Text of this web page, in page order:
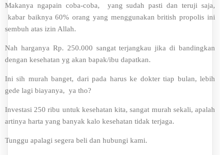
Makanya ngapain coba-coba, yang sudah pasti dan teruji saja,
kabar baiknya 60% orang yang menggunakan british propolis ini
sembuh atas izin Allah.
Nah harganya Rp. 250.000 sangat terjangkau jika di bandingkan
dengan kesehatan yg akan bapak/ibu dapatkan.
Ini sih murah banget, dari pada harus ke dokter tiap bulan, lebih
gede lagi biayanya, ya tho?
Investasi 250 ribu untuk kesehatan kita, sangat murah sekali, apalah
artinya harta yang banyak kalo kesehatan tidak terjaga.
Tunggu apalagi segera beli dan hubungi kami.